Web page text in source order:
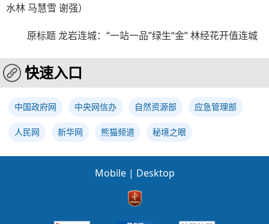
水林 马慧雪 谢强）
原标题 龙岩连城：“一站一品”绿生“金” 林经花开值连城
快速入口
中国政府网 中央网信办 自然资源部 应急管理部
人民网 新华网 熊猫频道 秘境之眼
Mobile | Desktop